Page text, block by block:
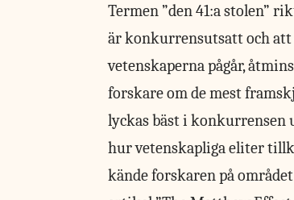
Termen ”den 41:a stolen”
är konkurrensutsatt och
vetenskaperna pågår,
forskare om de mest
lyckas bäst i konkurrensen
hur vetenskapliga eliter
kände forskaren på